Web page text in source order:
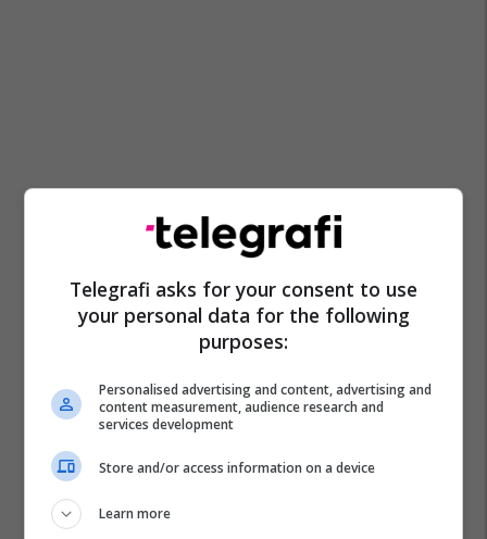
Telegrafi asks for your consent to use
your personal data for the following
purposes:
Personalised advertising and content, advertising and
content measurement, audience research and
services development
Store and/or access information on a device
Learn more